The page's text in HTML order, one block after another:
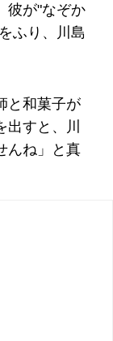
彼が"なぞか
ふり、川島
と和菓子が
すと、川
んね」と真